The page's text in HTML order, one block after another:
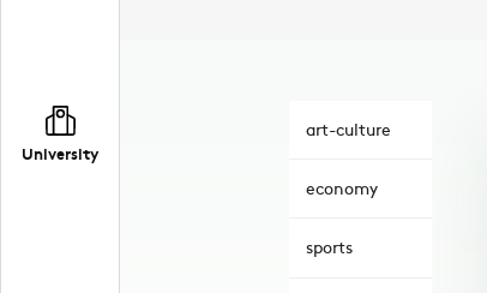
University
art-culture
economy
sports